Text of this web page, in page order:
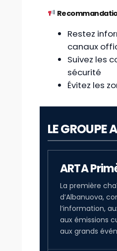
Restez
canaux
Suivez les
sécurité
Évitez les
LE GROUPE
ARTA
La première
d’Albanuova,
l’information,
aux émissions
aux grands